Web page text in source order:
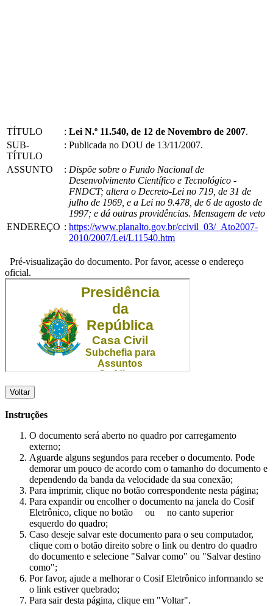
TÍTULO : Lei N.º 11.540, de 12 de Novembro de 2007.
SUB-
TÍTULO
: Publicada no DOU de 13/11/2007.
ASSUNTO : Dispõe sobre o Fundo Nacional de
Desenvolvimento Científico e Tecnológico -
FNDCT; altera o Decreto-Lei no 719, de 31 de
julho de 1969, e a Lei no 9.478, de 6 de agosto de
1997; e dá outras providências. Mensagem de veto
ENDEREÇO : https://www.planalto.gov.br/ccivil_03/_Ato2007-
2010/2007/Lei/L11540.htm
Pré-visualização do documento. Por favor, acesse o endereço
oficial.
Voltar
Instruções
O documento será aberto no quadro por carregamento
externo;
Aguarde alguns segundos para receber o documento. Pode
demorar um pouco de acordo com o tamanho do documento e
dependendo da banda da velocidade da sua conexão;
Para imprimir, clique no botão correspondente nesta página;
Para expandir ou encolher o documento na janela do Cosif
Eletrônico, clique no botão
ou
no canto superior
esquerdo do quadro;
Caso deseje salvar este documento para o seu computador,
clique com o botão direito sobre o link ou dentro do quadro
do documento e selecione "Salvar como" ou "Salvar destino
como";
Por favor, ajude a melhorar o Cosif Eletrônico informando se
o link estiver quebrado;
Para sair desta página, clique em "Voltar".